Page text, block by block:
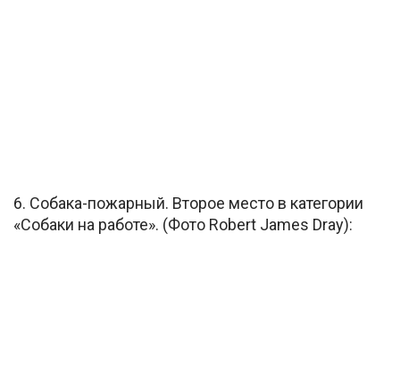
6. Собака-пожарный. Второе место в категории
«Собаки на работе». (Фото Robert James Dray):